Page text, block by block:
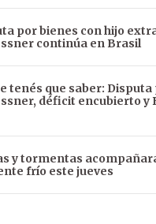
por bienes con hijo
continúa en Brasil
tenés que saber: Disputa
déficit encubierto y
y tormentas
frío este jueves